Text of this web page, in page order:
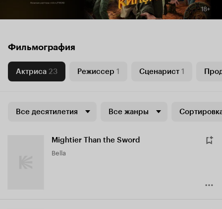
Фильмография
Актриса 23 Режиссер 1 Сценарист 1
Все десятилетия Все жанры
Mightier Than the Sword
Bella